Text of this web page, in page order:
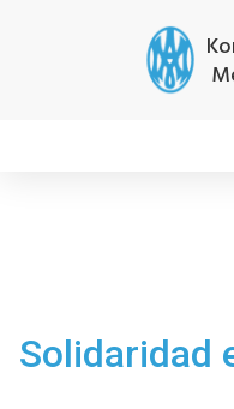
Solidaridad